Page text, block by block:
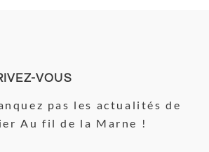
VOUS
pas les actualités de
Au fil de la Marne !